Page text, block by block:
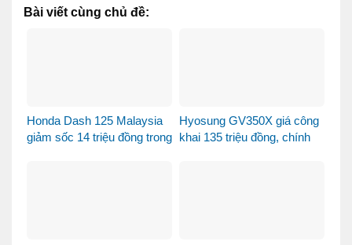
Bài viết cùng chủ đề:
Honda Dash 125 Malaysia
giảm sốc 14 triệu đồng trong
Hyosung GV350X giá công
khai 135 triệu đồng, chính